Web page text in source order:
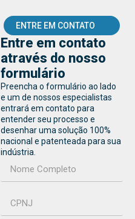
ENTRE EM CONTATO
Entre em contato
através do nosso
formulário
Preencha o formulário ao lado
e um de nossos especialistas
entrará em contato para
entender seu processo e
desenhar uma solução 100%
nacional e patenteada para sua
indústria.